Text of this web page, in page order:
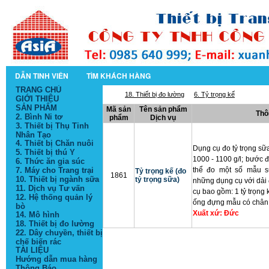
DẪN TINH VIÊN TÌM KHÁCH HÀNG
18. Thiết bị đo lường 6. Tỷ trọng kế
Mã sản
phẩm
Tên sản phẩm
Dịch vụ
1861
Tỷ trọng kế (đo
tỷ trọng sữa)
Dụng cụ đo tỷ trọng
1000 - 1100 g/l; bước
thể đo một số mẫu
những dụng cụ với
cụ bao gồm: 1 tỷ trọng
ống đựng mẫu có
Xuất xứ: Đức
TRANG CHỦ
GIỚI THIỆU
SẢN PHẨM
2. Bình Ni tơ
3. Thiết bị Thụ Tinh
Nhân Tạo
4. Thiết bị Chăn nuôi
5. Thiết bị thú Y
6. Thức ăn gia súc
7. Máy cho Trang trại
10. Thiết bị ngành sữa
11. Dịch vụ Tư vấn
12. Hệ thống quản lý
bò
14. Mô hình
18. Thiết bị đo lường
22. Dây chuyền, thiết bị
chế biến rác
TÀI LIỆU
Hướng dẫn mua hàng